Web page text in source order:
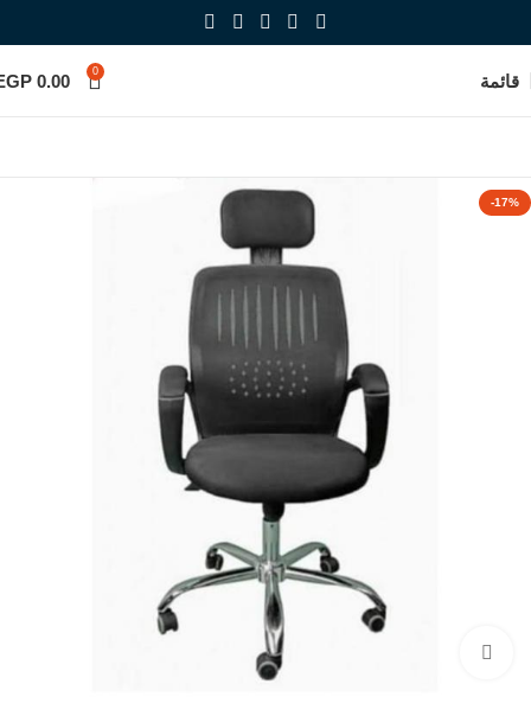
قائمة 0
0.00
-17%